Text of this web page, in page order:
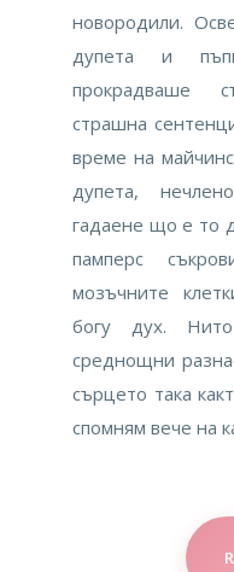
новородили.
дупета и
прокрадваше
страшна
време на
дупета,
гадаене що е то
памперс
мозъчните
богу дух.
среднощни
сърцето така
спомням вече на